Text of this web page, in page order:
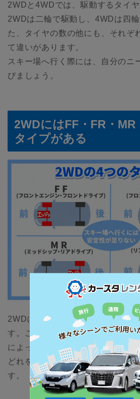
2WDと4WDでは、駆動するタイヤ
2WDは二輪で駆動し、4WDは四
た、タイヤの数の他にも、それぞ
て違いがあります。
スキー場へ行く際には、自分のニ
びましょう。
2WDにはFF・FR・
タイプがある
2WDには、FF・FR・MR・RRと
す。これは、エンジンの場所と駆
によって区別されています。4つ
どれを見ても雪道での走行は難し
す。